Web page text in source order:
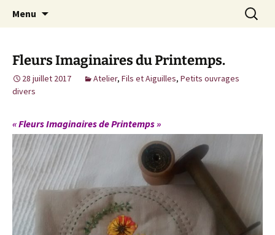
MiaouZdays
Cuisine / Idées Créatives / Petits Bonheurs et
milles autres astuces
Menu
Fleurs Imaginaires du Printemps.
28 juillet 2017 Atelier, Fils et Aiguilles, Petits ouvrages
divers
« Fleurs Imaginaires de Printemps »